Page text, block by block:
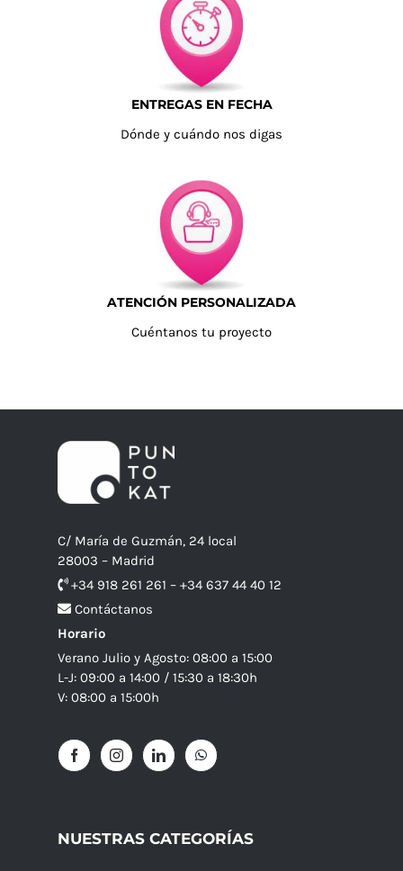
ENTREGAS EN FECHA
Dónde y cuándo nos digas
ATENCIÓN PERSONALIZADA
Cuéntanos tu proyecto
C/ María de Guzmán, 24 local
28003 – Madrid
+34 918 261 261 – +34 637 44 40 12
Contáctanos
Horario
Verano Julio y Agosto: 08:00 a 15:00
L-J: 09:00 a 14:00 / 15:30 a 18:30h
V: 08:00 a 15:00h
NUESTRAS CATEGORÍAS